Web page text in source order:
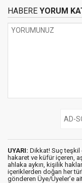
HABERE YORUM
UYARI: Dikkat! Suç teşkil
hakaret ve küfür içeren,
ahlaka aykırı, kişilik
içeriklerden doğan her
gönderen Üye/Üyeler’e